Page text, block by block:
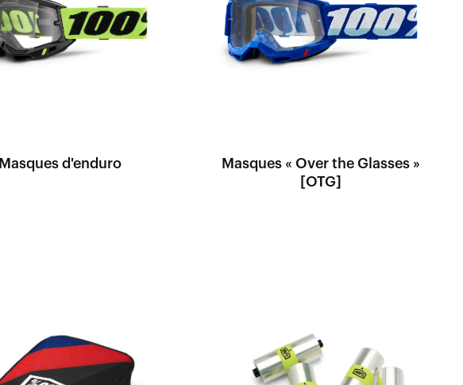
Masques d'enduro
Masques « Over the Glasses »
[OTG]